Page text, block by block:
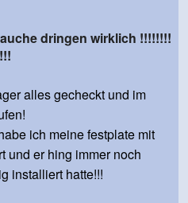
dringen wirklich !!!!!!!!
alles gecheckt und im
ich meine festplate mit
und er hing immer noch
installiert hatte!!!